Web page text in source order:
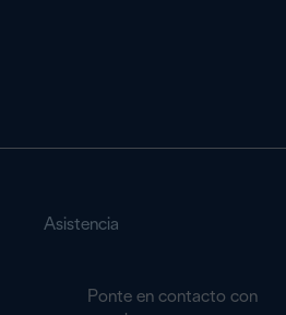
Asistencia
Ponte en contacto con